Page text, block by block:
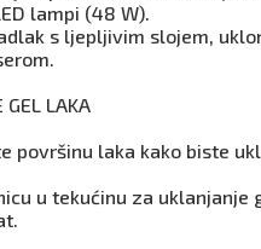
lampi (48 W).
s ljepljivim slojem,
GEL LAKA
površinu laka kako biste
u tekućinu za uklanjanje